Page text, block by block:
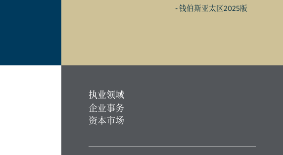
- 钱伯斯亚太区2025版
执业领域
企业事务
资本市场